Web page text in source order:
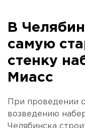
В
самую
стенку
Миасс
При проведении
возведению
Челябинска